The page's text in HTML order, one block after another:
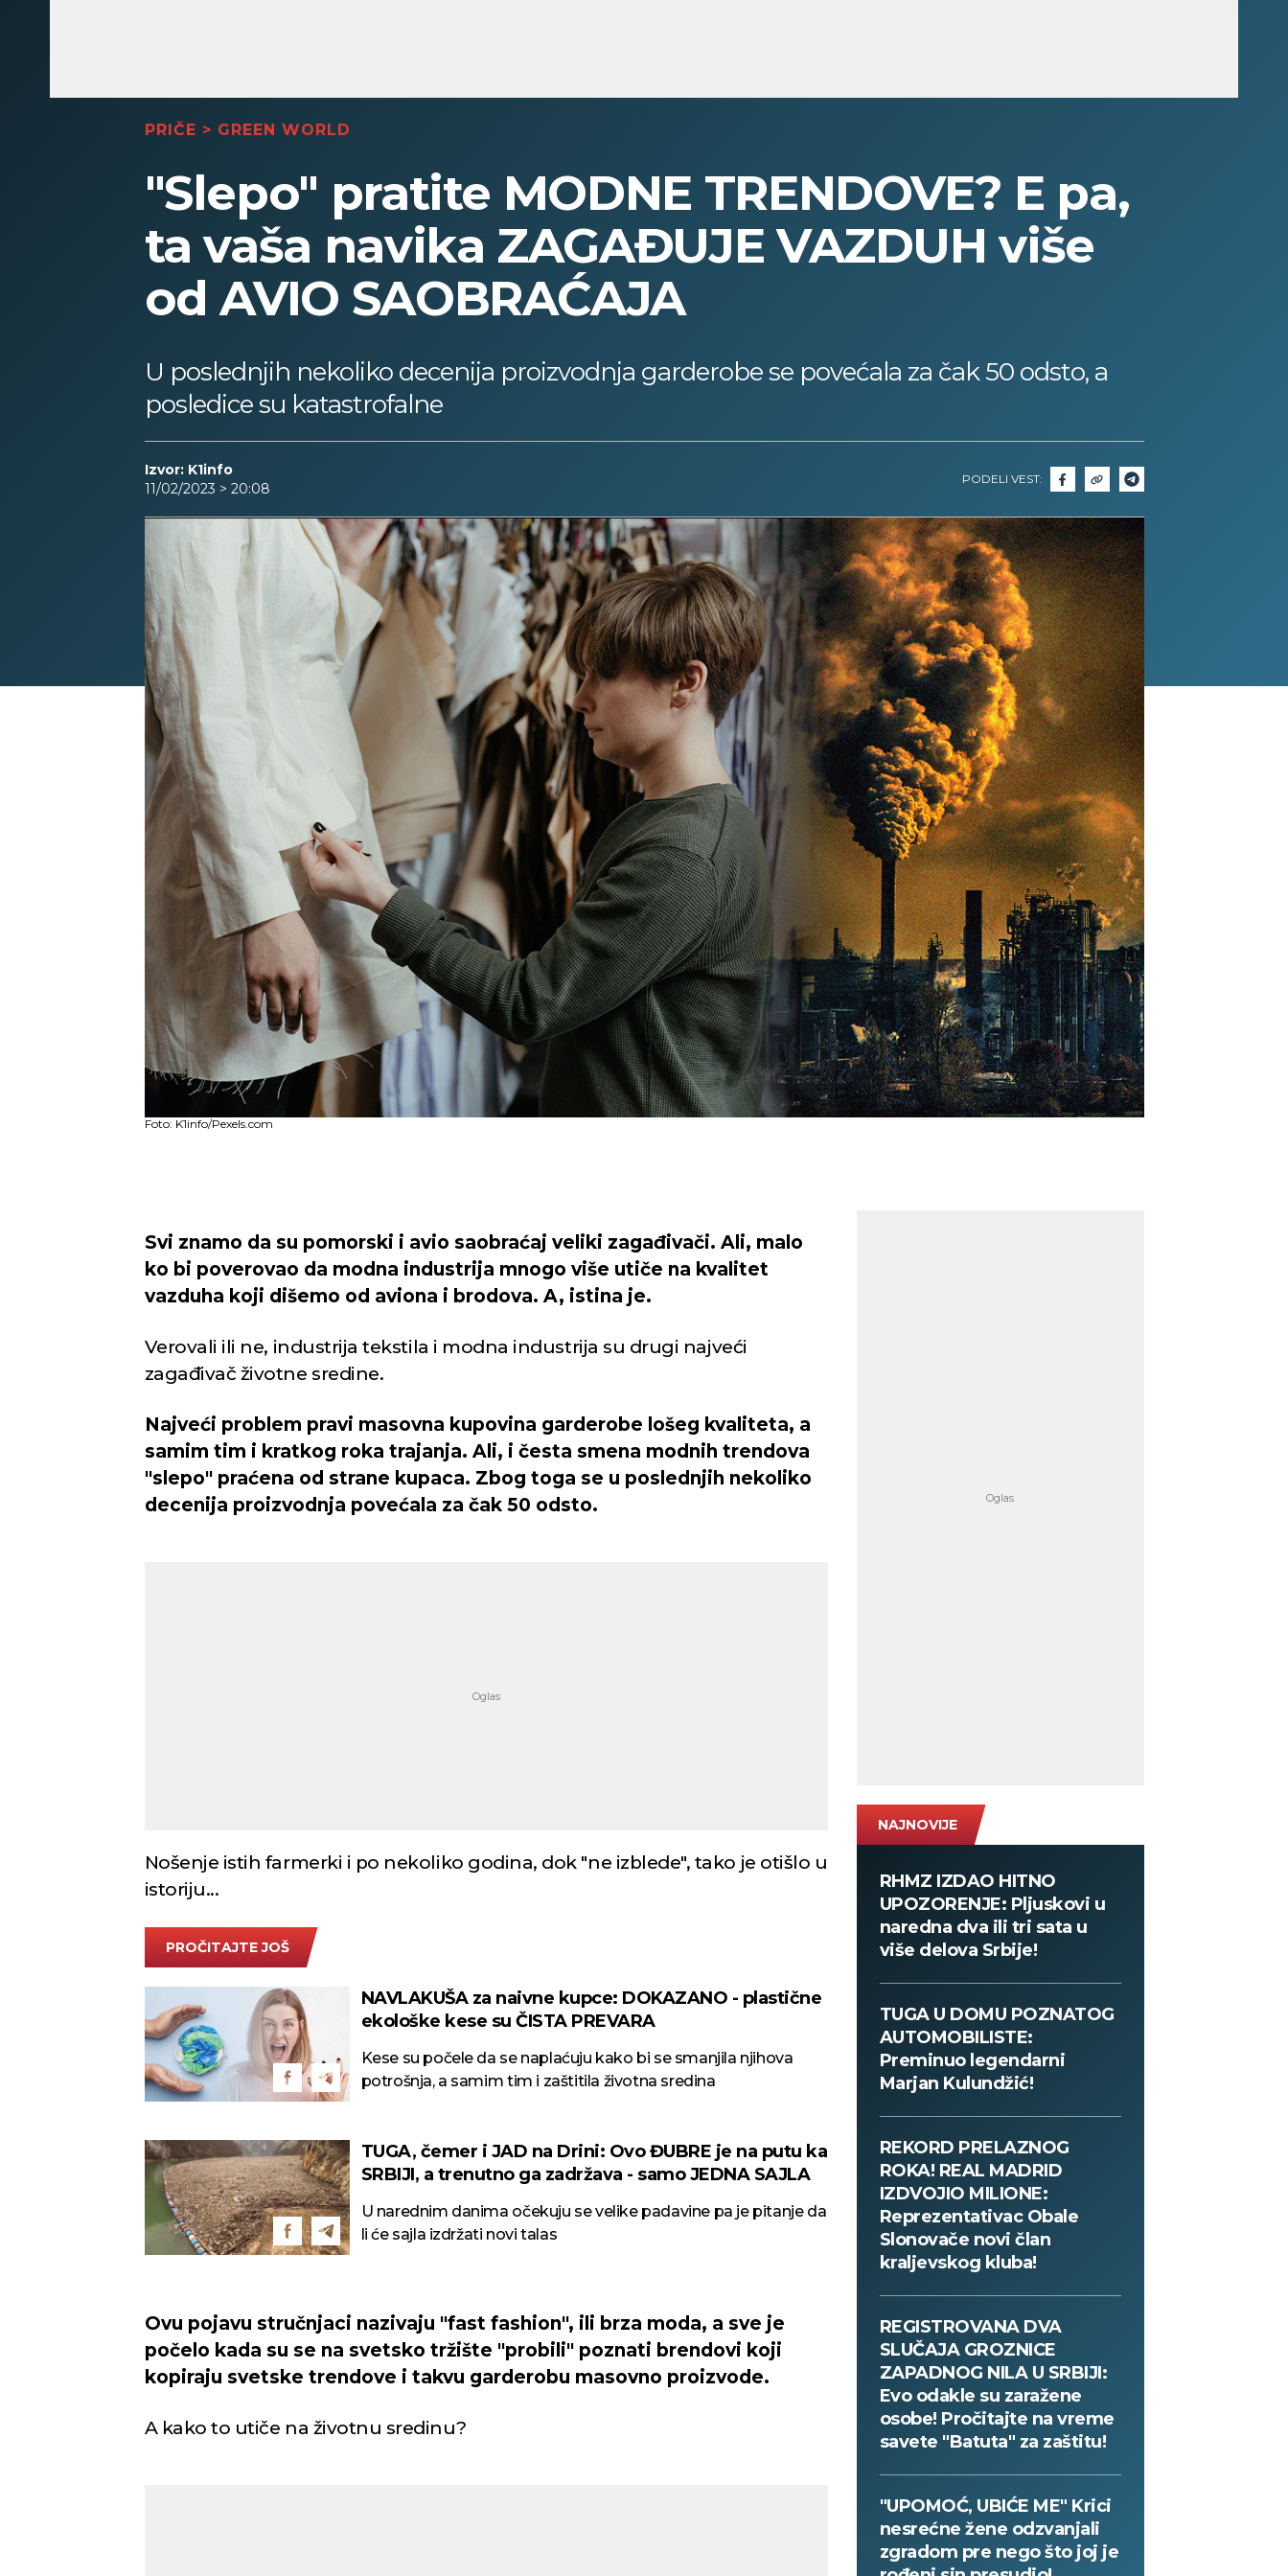
PRIČE > GREEN WORLD
"Slepo" pratite MODNE TRENDOVE? E pa,
ta vaša navika ZAGAĐUJE VAZDUH više
od AVIO SAOBRAĆAJA
U poslednjih nekoliko decenija proizvodnja garderobe se povećala za čak 50 odsto, a
posledice su katastrofalne
Izvor: K1info
11/02/2023 > 20:08
PODELI VEST:
Foto: K1info/Pexels.com
Svi znamo da su pomorski i avio saobraćaj veliki zagađivači. Ali, malo
ko bi poverovao da modna industrija mnogo više utiče na kvalitet
vazduha koji dišemo od aviona i brodova. A, istina je.
Verovali ili ne, industrija tekstila i modna industrija su drugi najveći
zagađivač životne sredine.
Najveći problem pravi masovna kupovina garderobe lošeg kvaliteta, a
samim tim i kratkog roka trajanja. Ali, i česta smena modnih trendova
"slepo" praćena od strane kupaca. Zbog toga se u poslednjih nekoliko
decenija proizvodnja povećala za čak 50 odsto.
Nošenje istih farmerki i po nekoliko godina, dok "ne izblede", tako je otišlo u
istoriju...
PROČITAJTE JOŠ
NAVLAKUŠA za naivne kupce: DOKAZANO - plastične
ekološke kese su ČISTA PREVARA
Kese su počele da se naplaćuju kako bi se smanjila njihova
potrošnja, a samim tim i zaštitila životna sredina
TUGA, čemer i JAD na Drini: Ovo ĐUBRE je na putu ka
SRBIJI, a trenutno ga zadržava - samo JEDNA SAJLA
U narednim danima očekuju se velike padavine pa je pitanje da
li će sajla izdržati novi talas
Ovu pojavu stručnjaci nazivaju "fast fashion", ili brza moda, a sve je
počelo kada su se na svetsko tržište "probili" poznati brendovi koji
kopiraju svetske trendove i takvu garderobu masovno proizvode.
A kako to utiče na životnu sredinu?
NAJNOVIJE
RHMZ IZDAO HITNO
UPOZORENJE: Pljuskovi u
naredna dva ili tri sata u
više delova Srbije!
TUGA U DOMU POZNATOG
AUTOMOBILISTE:
Preminuo legendarni
Marjan Kulundžić!
REKORD PRELAZNOG
ROKA! REAL MADRID
IZDVOJIO MILIONE:
Reprezentativac Obale
Slonovače novi član
kraljevskog kluba!
REGISTROVANA DVA
SLUČAJA GROZNICE
ZAPADNOG NILA U SRBIJI:
Evo odakle su zaražene
osobe! Pročitajte na vreme
savete "Batuta" za zaštitu!
"UPOMOĆ, UBIĆE ME" Krici
nesrećne žene odzvanjali
zgradom pre nego što joj je